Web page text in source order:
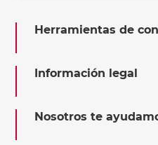
Herramientas de
Información legal
Nosotros te